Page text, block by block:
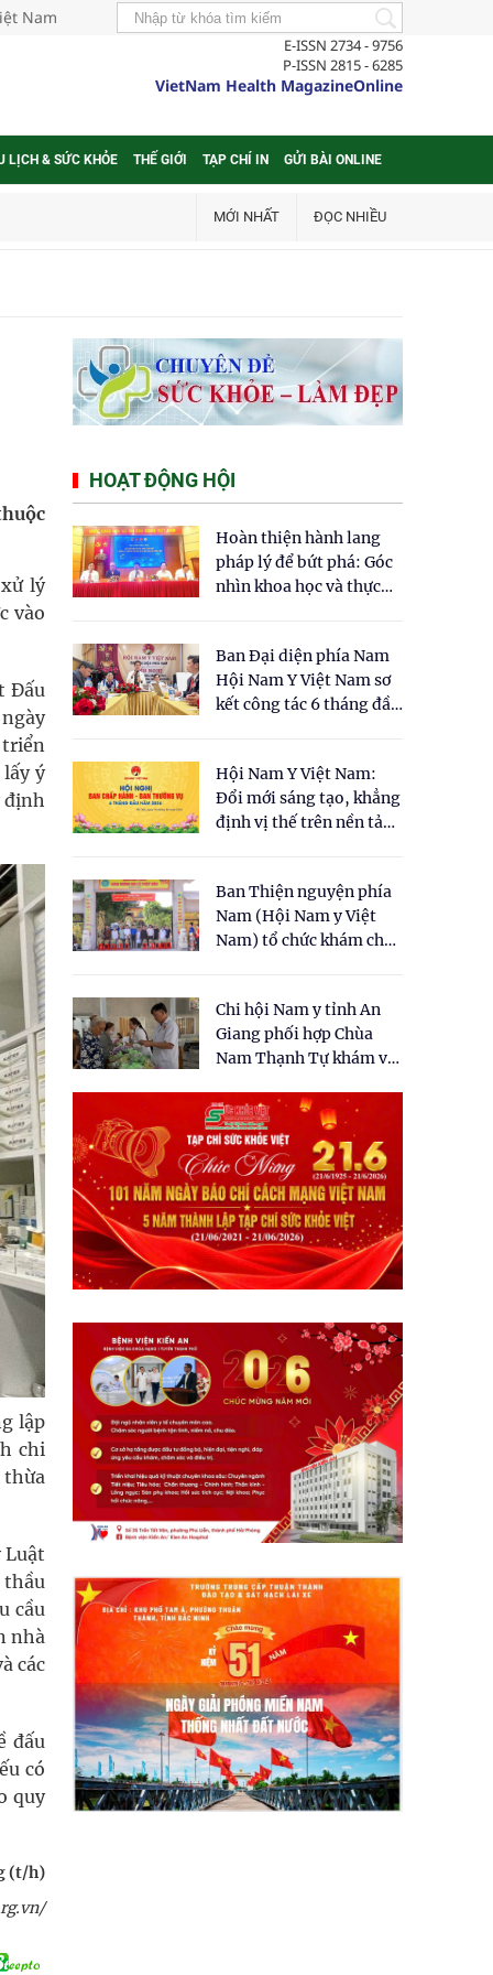
Nam
E-ISSN 2734 - 9756
P-ISSN 2815 - 6285
VietNam Health MagazineOnline
LỊCH & SỨC KHỎE THẾ GIỚI TẠP CHÍ IN GỬI BÀI ONLINE
MỚI NHẤT ĐỌC NHIỀU
lý
vào
Đấu
triển
ý
định
lập
chi
Luật
thầu
cầu
nhà
các
đấu
có
quy
(t/h)
HOẠT ĐỘNG HỘI
Hoàn thiện hành lang
pháp lý để bứt phá: Góc
nhìn khoa học và thực
cho Luật Y dược cổ
truyền Việt Nam"
Ban Đại diện phía Nam
Hội Nam Y Việt Nam sơ
kết công tác 6 tháng đầu
Hội Nam Y Việt Nam:
Đổi mới sáng tạo, khẳng
định vị thế trên nền tảng
Ban Thiện nguyện phía
Nam (Hội Nam y Việt
Nam) tổ chức khám chữa
dân tại xã Tân Tập
Chi hội Nam y tỉnh An
Giang phối hợp Chùa
Nam Thạnh Tự khám và
nhân dân